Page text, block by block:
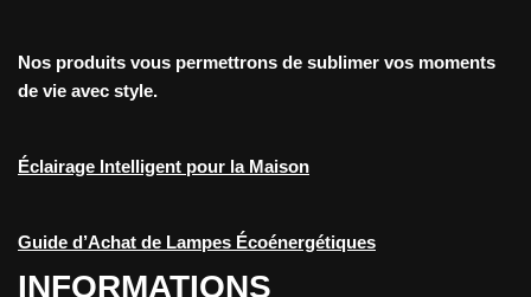
Nos produits vous permettrons de sublimer vos moments
de vie avec style.
Éclairage Intelligent pour la Maison
Guide d’Achat de Lampes Écoénergétiques
INFORMATIONS